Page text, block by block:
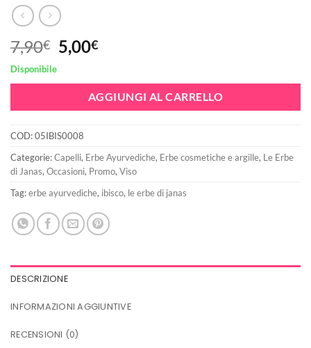
7,90€
Il
prezzo
originale
7,90€.
5,00€Il
attuale
è:
5,00€.
Disponibile
AGGIUNGI AL CARRELLO
COD:05IBIS0008
Categorie:Capelli, Erbe Ayurvediche, Erbe cosmetiche e argille, Le Erbe
di Janas, Occasioni, Promo, Viso
Tag:erbe ayurvediche, ibisco, le erbe di janas
DESCRIZIONE
INFORMAZIONI AGGIUNTIVE
RECENSIONI (0)